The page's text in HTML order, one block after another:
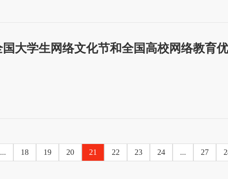
大学生网络文化节和全国高校网络教育
... 18 19 20 21 22 23 24 ... 27